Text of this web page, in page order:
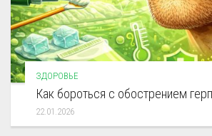
ЗДОРОВЬЕ
Как бороться с обострением
22.01.2026